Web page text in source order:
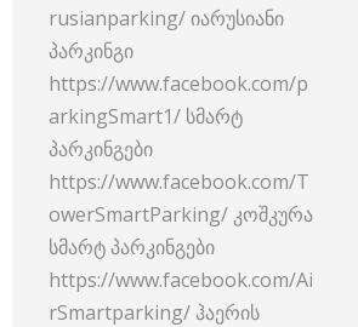
rusianparking/ იარუსიანი
პარკინგი
https://www.facebook.com/p
arkingSmart1/ სმარტ
პარკინგები
https://www.facebook.com/T
owerSmartParking/ კოშკურა
სმარტ პარკინგები
https://www.facebook.com/Ai
rSmartparking/ ჰაერის